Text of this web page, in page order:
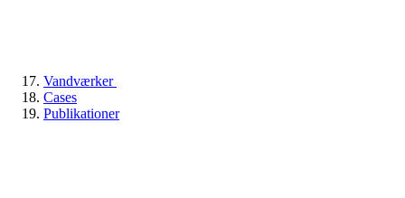
Vandværker
Cases
Publikationer